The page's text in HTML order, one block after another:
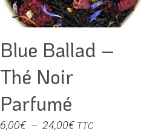
Blue Ballad –
Thé Noir
Parfumé
6,00€ – 24,00€Plage
TTC